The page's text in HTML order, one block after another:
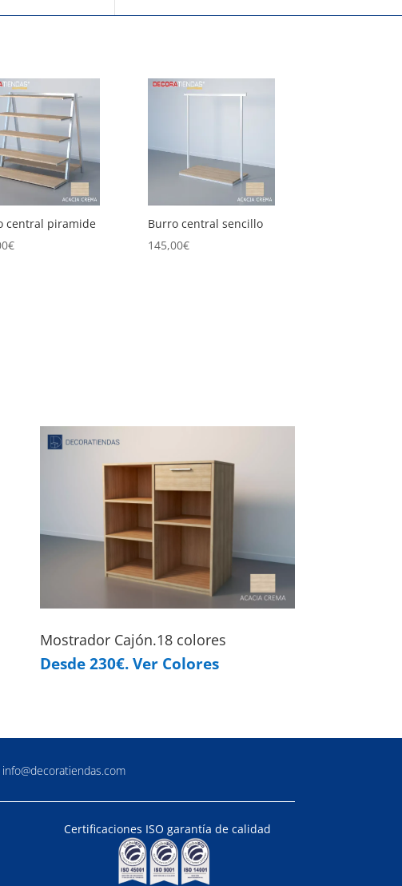
central sencillo
€
Burro redondo
175,00€
Mostrador Cajón.18 colores
Desde 230€. Ver Colores
info@decoratiendas.com
Certificaciones ISO garantía de calidad